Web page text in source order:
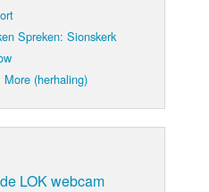
Spreken: Sionskerk
More (herhaling)
LOK webcam